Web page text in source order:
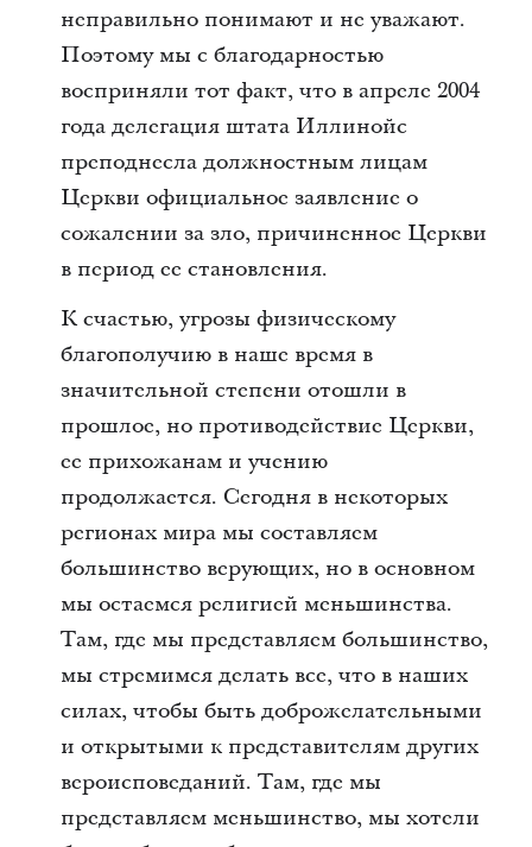
неправильно понимают и не уважают.
Поэтому мы с благодарностью
восприняли тот факт, что в апреле 2004
года делегация штата Иллинойс
преподнесла должностным лицам
Церкви официальное заявление о
сожалении за зло, причиненное Церкви
в период ее становления.
К счастью, угрозы физическому
благополучию в наше время в
значительной степени отошли в
прошлое, но противодействие Церкви,
ее прихожанам и учению
продолжается. Сегодня в некоторых
регионах мира мы составляем
большинство верующих, но в основном
мы остаемся религией меньшинства.
Там, где мы представляем большинство,
мы стремимся делать все, что в наших
силах, чтобы быть доброжелательными
и открытыми к представителям других
вероисповеданий. Там, где мы
представляем меньшинство, мы хотели